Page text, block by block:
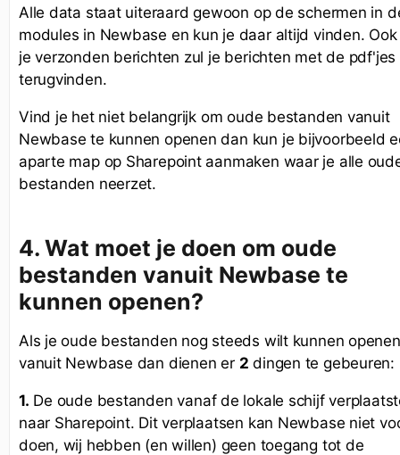
Alle data staat uiteraard gewoon op de schermen in
modules in Newbase en kun je daar altijd vinden. Ook
je verzonden berichten zul je berichten met de pdf'jes
terugvinden.
Vind je het niet belangrijk om oude bestanden vanuit
Newbase te kunnen openen dan kun je bijvoorbeeld
aparte map op Sharepoint aanmaken waar je alle
bestanden neerzet.
4. Wat moet je doen om oude
bestanden vanuit Newbase te
kunnen openen?
Als je oude bestanden nog steeds wilt kunnen openen
vanuit Newbase dan dienen er 2 dingen te gebeuren:
1. De oude bestanden vanaf de lokale schijf
naar Sharepoint. Dit verplaatsen kan Newbase niet
doen, wij hebben (en willen) geen toegang tot de